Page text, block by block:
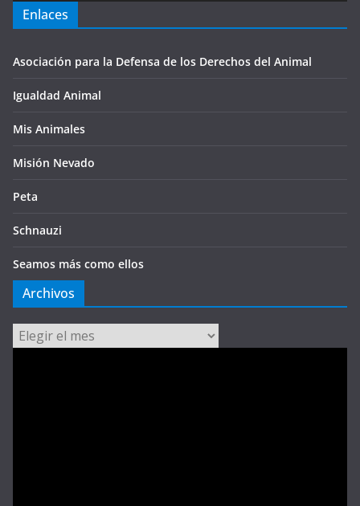
Enlaces
Asociación para la Defensa de los Derechos del Animal
Igualdad Animal
Mis Animales
Misión Nevado
Peta
Schnauzi
Seamos más como ellos
Archivos
Archivos